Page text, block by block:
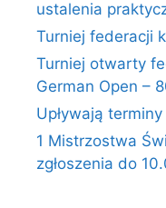
ustalenia
Turniej federacji
Turniej otwarty
German Open –
Upływają
1 Mistrzostwa
zgłoszenia do